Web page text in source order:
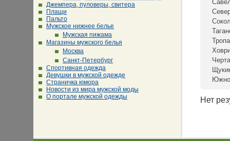
Джемпера, пуловеры, свитера
Плащи
Пальто
Мужское нижнее белье
Мужская пижама
Магазины мужского белья
Москва
Санкт-Петербург
Спортивная одежда
Девушки в мужской одежде
Страничка юмора
Новости из мира мужской моды
О портале мужской одежды
Нет